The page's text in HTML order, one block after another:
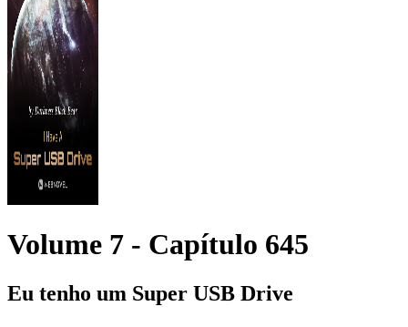
Volume 7 - Capítulo 645
Eu tenho um Super USB Drive